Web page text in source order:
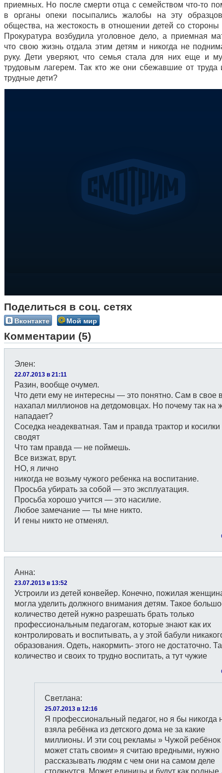
приемных. Но после смерти отца с семейством что-то
в органы опеки посыпались жалобы на эту
общества, на жестокость в отношении детей со стороны
Прокуратура возбудила уголовное дело, а приемная
что свою жизнь отдала этим детям и никогда не
руку. Дети уверяют, что семья стала для них еще и
трудовым лагерем. Так кто же они сбежавшие от труда
трудные дети?
Поделиться в соц. сетях
Вконтакте Мой мир
Комментарии (5)
Элен:
22.07.2013 в 21:11
Разин, вообще очумел.
Что дети ему не интересны — это понятно. Сам в свое
нахапал миллионов на детдомовцах. Но почему так на
нападает?
Соседка неадекватная. Там и правда трактор и
сводят
Что там правда — не поймешь.
Все визжат, врут.
НО, я лично
никогда не возьму чужого ребенка на воспитание.
Просьба убирать за собой — это эксплуатация.
Просьба хорошо учится — это насилие.
Любое замечание — ты мне никто.
И гены никто не отменял.
Анна:
23.07.2013 в 13:52
Устроили из детей конвейер. Конечно, пожилая
могла уделить должного внимания детям. Такое
количество детей нужно разрешать брать только
профессиональным педагогам, которые знают как их
контролировать и воспитывать, а у этой бабули
образования. Одеть, накормить- этого не достаточно.
количество и своих то трудно воспитать, а тут чужие
Светлана:
25.07.2013 в 12:16
Я профессиональный педагог, но я бы никогда
взяла ребёнка из детского дома не за какие
миллионы. И эти соц рекламы » Чужой ребёнок
может стать своим» я считаю вредными, нужно
рассказывать людям с чем они на самом деле
столкнутся. Может единицы и будут как родные